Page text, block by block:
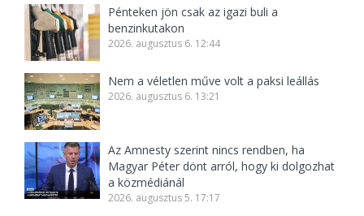
Pénteken jön csak az igazi buli a
benzinkutakon
2026. augusztus 6. 12:44
Nem a véletlen műve volt a paksi leállás
2026. augusztus 6. 13:21
Az Amnesty szerint nincs rendben, ha
Magyar Péter dönt arról, hogy ki dolgozhat
a közmédiánál
2026. augusztus 5. 17:17